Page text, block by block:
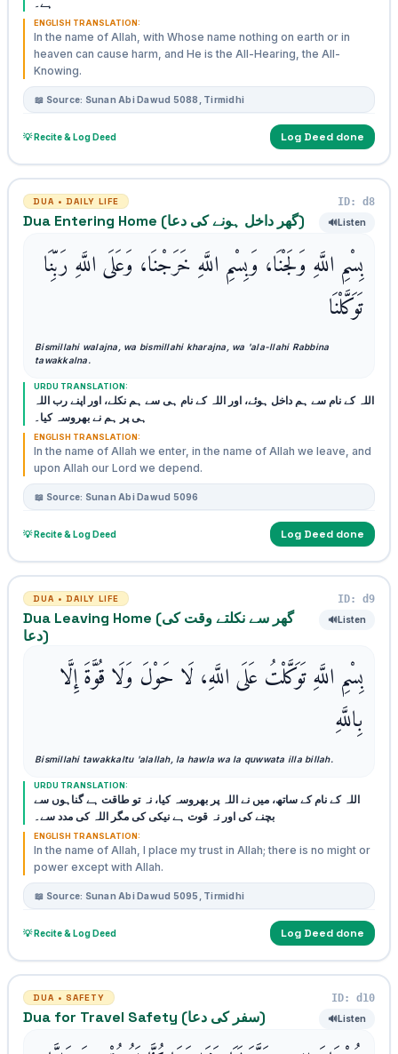
ہے۔
ENGLISH TRANSLATION:
In the name of Allah, with Whose name nothing on earth or in
heaven can cause harm, and He is the All-Hearing, the All-
Knowing.
📖 Source: Sunan Abi Dawud 5088, Tirmidhi
💡 Recite & Log Deed Log Deed done
DUA • DAILY LIFE ID: d8
Dua Entering Home (گھر داخل ہونے کی دعا) 🔊Listen
بِسْمِ اللَّهِ وَلَجْنَا، وَبِسْمِ اللَّهِ خَرَجْنَا، وَعَلَى اللَّهِ رَبِّنَا
تَوَكَّلْنَا
Bismillahi walajna, wa bismillahi kharajna, wa 'ala-llahi Rabbina
tawakkalna.
URDU TRANSLATION:
اللہ کے نام سے ہم داخل ہوئے، اور اللہ کے نام ہی سے ہم نکلے، اور اپنے رب اللہ
ہی پر ہم نے بھروسہ کیا۔
ENGLISH TRANSLATION:
In the name of Allah we enter, in the name of Allah we leave, and
upon Allah our Lord we depend.
📖 Source: Sunan Abi Dawud 5096
💡 Recite & Log Deed Log Deed done
DUA • DAILY LIFE ID: d9
Dua Leaving Home (گھر سے نکلتے وقت کی
دعا)
🔊Listen
بِسْمِ اللَّهِ تَوَكَّلْتُ عَلَى اللَّهِ، لَا حَوْلَ وَلَا قُوَّةَ إِلَّا
بِاللَّهِ
Bismillahi tawakkaltu 'alallah, la hawla wa la quwwata illa billah.
URDU TRANSLATION:
اللہ کے نام کے ساتھ، میں نے اللہ پر بھروسہ کیا، نہ تو طاقت ہے گناہوں سے
بچنے کی اور نہ قوت ہے نیکی کی مگر اللہ کی مدد سے۔
ENGLISH TRANSLATION:
In the name of Allah, I place my trust in Allah; there is no might or
power except with Allah.
📖 Source: Sunan Abi Dawud 5095, Tirmidhi
💡 Recite & Log Deed Log Deed done
DUA • SAFETY ID: d10
Dua for Travel Safety (سفر کی دعا) 🔊Listen